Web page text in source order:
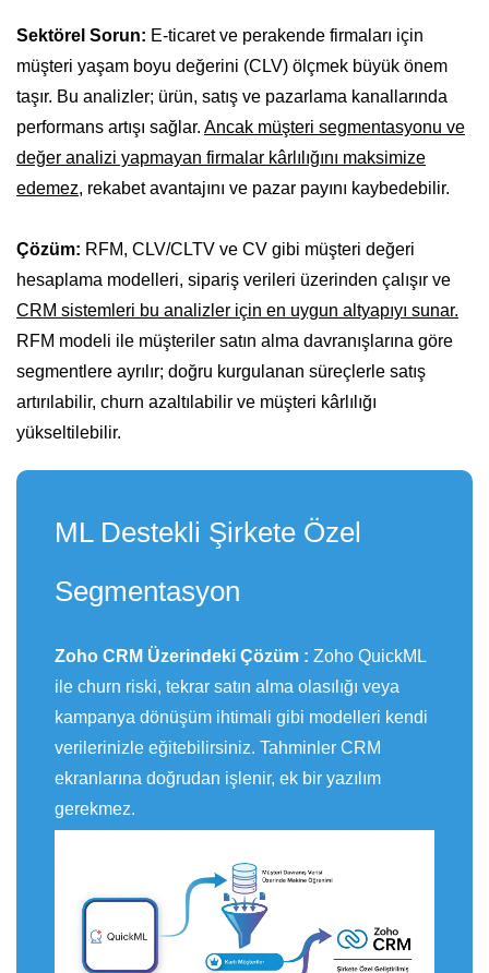
Sektörel Sorun: E-ticaret ve perakende firmaları için
müşteri yaşam boyu değerini (CLV) ölçmek büyük önem
taşır. Bu analizler; ürün, satış ve pazarlama kanallarında
performans artışı sağlar. Ancak müşteri segmentasyonu ve
değer analizi yapmayan firmalar kârlılığını maksimize
edemez, rekabet avantajını ve pazar payını kaybedebilir.
Çözüm: RFM, CLV/CLTV ve CV gibi müşteri değeri
hesaplama modelleri, sipariş verileri üzerinden çalışır ve
CRM sistemleri bu analizler için en uygun altyapıyı sunar.
RFM modeli ile müşteriler satın alma davranışlarına göre
segmentlere ayrılır; doğru kurgulanan süreçlerle satış
artırılabilir, churn azaltılabilir ve müşteri kârlılığı
yükseltilebilir.
ML Destekli Şirkete Özel
Segmentasyon
Zoho CRM Üzerindeki Çözüm : Zoho QuickML
ile churn riski, tekrar satın alma olasılığı veya
kampanya dönüşüm ihtimali gibi modelleri kendi
verilerinizle eğitebilirsiniz. Tahminler CRM
ekranlarına doğrudan işlenir, ek bir yazılım
gerekmez.